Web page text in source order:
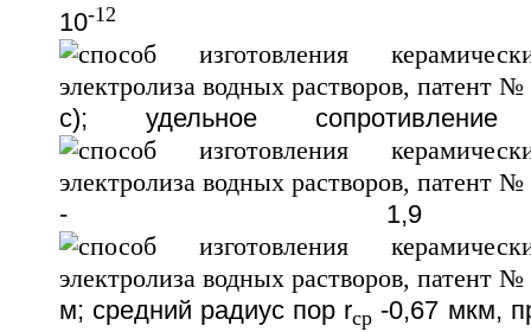
10-12
с); удельное
- 1,9
м; средний радиус пор rcp -0,67 мкм,